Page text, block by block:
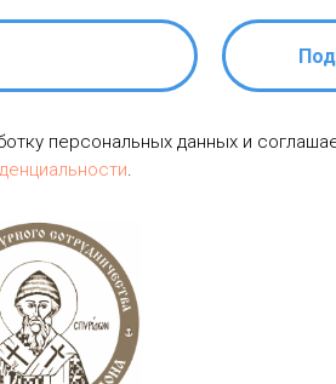
персональных данных и
.